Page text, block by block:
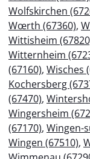
Wolfskirchen
Wœrth (67360),
Wittisheim
Witternheim
(67160), Wisches
Kochersberg
(67470),
Wingersheim
(67170), Wingen-
Wingen (67510),